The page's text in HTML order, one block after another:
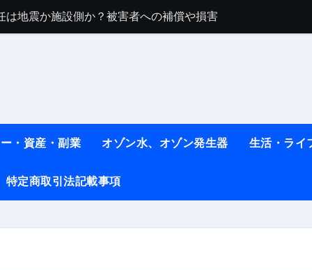
地震か施設側か？被害者への補償や損害賠償をわかりやす
コレ！ #医療ダイエット
#shots
本当に効果ある？ #エクササイズ
・資産・副業 オゾン水、オゾン発生器 生活・ライ
特定商取引法記載事項